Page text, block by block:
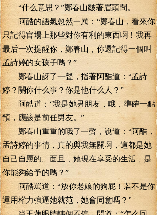
“什么意思？”鄭春山皺著眉頭問。
阿酷的語氣忽然一厲：“鄭春山，看來你
只記得官場上那些對你有利的東西啊！我再
最后一次提醒你，鄭春山，你還記得一個叫
孟詩婷的女孩子嗎？”
鄭春山訝了一聲，指著阿酷道：“孟詩
婷？關你什么事？你是他什么人？”
阿酷道：“我是她男朋友，哦，準確一點
預，應該是前任男友。”
鄭春山重重的哦了一聲，說道：“阿酷，
孟詩婷的事情，真的與我無關啊，這都是她
自己自愿的。面且，她現在享受的生活，是
你能夠給予的嗎？”
阿酷罵道：“放你老娘的狗屁！若不是你
運用權力強逼她就范，她會同意嗎？”